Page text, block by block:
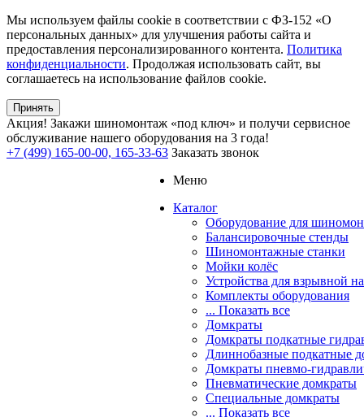
Мы используем файлы cookie в соответствии с ФЗ-152 «О
персональных данных» для улучшения работы сайта и
предоставления персонализированного контента. Политика
конфиденциальности. Продолжая использовать сайт, вы
соглашаетесь на использование файлов cookie.
Принять
Акция! Закажи шиномонтаж «под ключ» и получи сервисное
обслуживание нашего оборудования на 3 года!
+7 (499) 165-00-00, 165-33-63 Заказать звонок
Меню
Каталог
Оборудование для
Балансировочные стенды
Шиномонтажные станки
Мойки колёс
Устройства для взрывной
Комплекты оборудования
... Показать все
Домкраты
Домкраты подкатные
Длиннобазные подкатные
Домкраты пневмо-
Пневматические домкраты
Специальные домкраты
... Показать все